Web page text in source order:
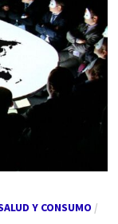
Y CONSUMO /